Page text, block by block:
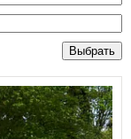
Выбрать